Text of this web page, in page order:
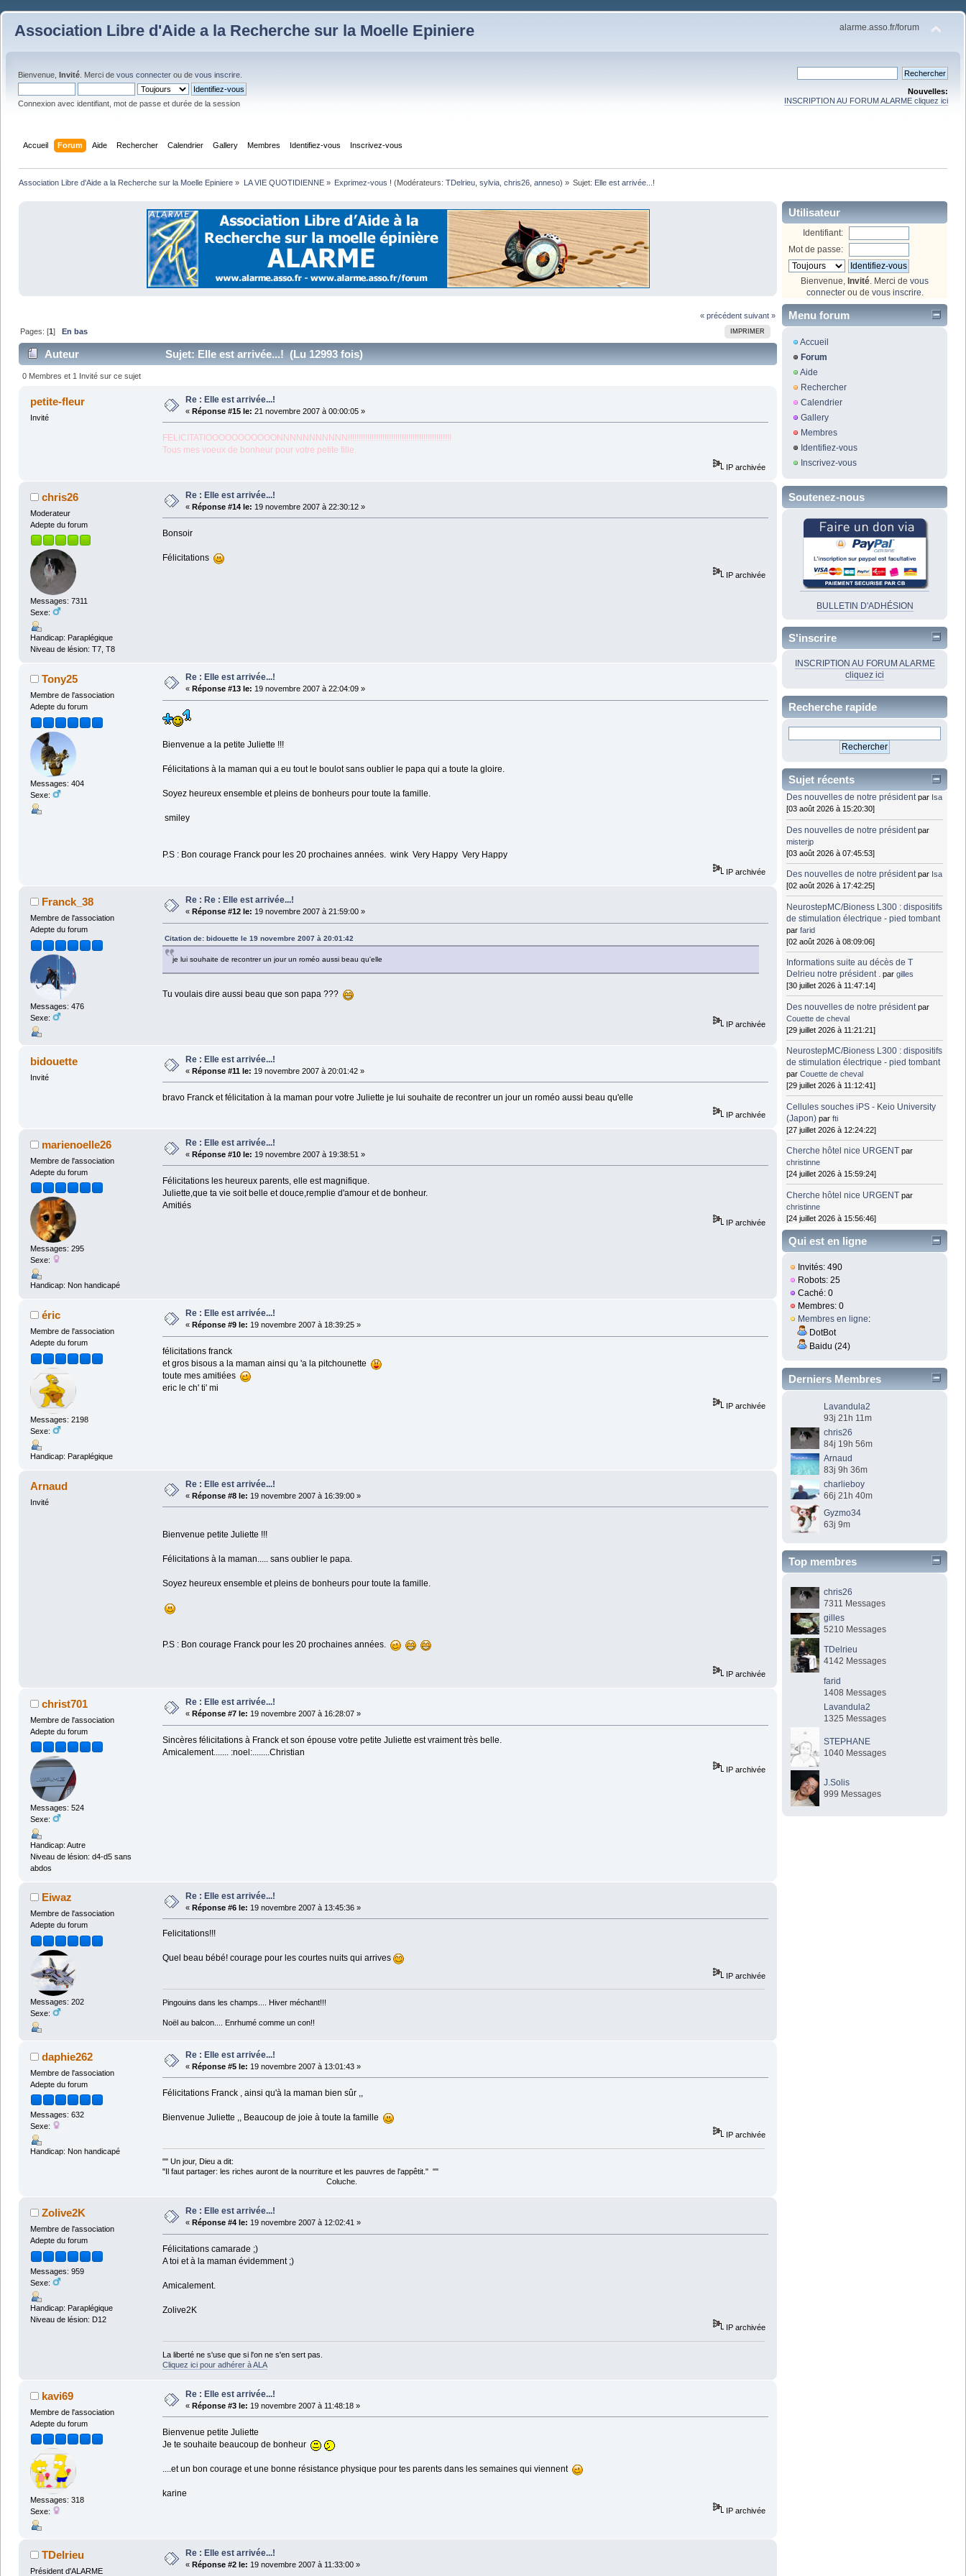
Association Libre d'Aide a la Recherche sur la Moelle Epiniere alarme.asso.fr/forum
Bienvenue, Invité . Merci de vous connecter ou de vous inscrire
Connexion avec identifiant, mot de passe et durée de la session
Nouvelles:
INSCRIPTION AU FORUM ALARME cliquez ici
Accueil Forum Aide Rechercher Calendrier Gallery Membres Identifiez-vous Inscrivez-vous
Association Libre d'Aide a la Recherche sur la Moelle Epiniere » LA VIE QUOTIDIENNE» Exprimez-vous ! (Modérateurs: TDelrieu, sylvia, chris26, anneso) » Sujet: Elle est arrivée...!
« précédent suivant »
IMPRIMER
Pages: [1] En bas
Auteur Sujet: Elle est arrivée...! (Lu 12993 fois)
0 Membres et 1 Invité sur ce sujet
petite-fleur
Invité
Re : Elle est arrivée...!
« Réponse #15 le: 21 novembre 2007 à 00:00:05 »
FELICITATIOOOOOOOOOOONNNNNNNNNNN!!!!!!!!!!!!!!!!!!!!!!!!!!!!!!!!!!!!!!!!!!!!!!!!
Tous mes voeux de bonheur pour votre petite fille.
IP archivée
chris26
Moderateur
Adepte du forum
Messages: 7311
Sexe:
Handicap: Paraplégique
Niveau de lésion: T7, T8
Re : Elle est arrivée...!
« Réponse #14 le: 19 novembre 2007 à 22:30:12 »
Bonsoir
Félicitations
IP archivée
Tony25
Membre de l'association
Adepte du forum
Messages: 404
Sexe:
Re : Elle est arrivée...!
« Réponse #13 le: 19 novembre 2007 à 22:04:09 »
Bienvenue a la petite Juliette !!!
Félicitations à la maman qui a eu tout le boulot sans oublier le papa qui a toute la gloire.
Soyez heureux ensemble et pleins de bonheurs pour toute la famille.
smiley
P.S : Bon courage Franck pour les 20 prochaines années. wink Very Happy Very Happy
IP archivée
Franck_38
Membre de l'association
Adepte du forum
Messages: 476
Sexe:
Re : Re : Elle est arrivée...!
« Réponse #12 le: 19 novembre 2007 à 21:59:00 »
Citation de: bidouette le 19 novembre 2007 à 20:01:42
je lui souhaite de recontrer un jour un roméo aussi beau qu'elle
Tu voulais dire aussi beau que son papa ???
IP archivée
bidouette
Invité
Re : Elle est arrivée...!
« Réponse #11 le: 19 novembre 2007 à 20:01:42 »
bravo Franck et félicitation à la maman pour votre Juliette je lui souhaite de recontrer un jour un roméo aussi beau qu'elle
IP archivée
marienoelle26
Membre de l'association
Adepte du forum
Messages: 295
Sexe:
Handicap: Non handicapé
Re : Elle est arrivée...!
« Réponse #10 le: 19 novembre 2007 à 19:38:51 »
Félicitations les heureux parents, elle est magnifique.
Juliette,que ta vie soit belle et douce,remplie d'amour et de bonheur.
Amitiés
IP archivée
éric
Membre de l'association
Adepte du forum
Messages: 2198
Sexe:
Handicap: Paraplégique
Re : Elle est arrivée...!
« Réponse #9 le: 19 novembre 2007 à 18:39:25 »
félicitations franck
et gros bisous a la maman ainsi qu 'a la pitchounette
toute mes amitiées
eric le ch' ti' mi
IP archivée
Arnaud
Invité
Re : Elle est arrivée...!
« Réponse #8 le: 19 novembre 2007 à 16:39:00 »
Bienvenue petite Juliette !!!
Félicitations à la maman..... sans oublier le papa.
Soyez heureux ensemble et pleins de bonheurs pour toute la famille.
P.S : Bon courage Franck pour les 20 prochaines années.
IP archivée
christ701
Membre de l'association
Adepte du forum
Messages: 524
Sexe:
Handicap: Autre
Niveau de lésion: d4-d5 sans
abdos
Re : Elle est arrivée...!
« Réponse #7 le: 19 novembre 2007 à 16:28:07 »
Sincères félicitations à Franck et son épouse votre petite Juliette est vraiment très belle.
Amicalement....... :noel:........Christian
IP archivée
Eiwaz
Membre de l'association
Adepte du forum
Messages: 202
Sexe:
Re : Elle est arrivée...!
« Réponse #6 le: 19 novembre 2007 à 13:45:36 »
Felicitations!!!
Quel beau bébé! courage pour les courtes nuits qui arrives
IP archivée
Pingouins dans les champs.... Hiver méchant!!!
Noël au balcon.... Enrhumé comme un con!!
daphie262
Membre de l'association
Adepte du forum
Messages: 632
Sexe:
Handicap: Non handicapé
Re : Elle est arrivée...!
« Réponse #5 le: 19 novembre 2007 à 13:01:43 »
Félicitations Franck , ainsi qu'à la maman bien sûr ,,
Bienvenue Juliette ,, Beaucoup de joie à toute la famille
IP archivée
"" Un jour, Dieu a dit:
"Il faut partager: les riches auront de la nourriture et les pauvres de l'appêtit." ""
Coluche.
Zolive2K
Membre de l'association
Adepte du forum
Messages: 959
Sexe:
Handicap: Paraplégique
Niveau de lésion: D12
Re : Elle est arrivée...!
« Réponse #4 le: 19 novembre 2007 à 12:02:41 »
Félicitations camarade ;)
A toi et à la maman évidemment ;)
Amicalement.
Zolive2K
IP archivée
La liberté ne s'use que si l'on ne s'en sert pas.
Cliquez ici pour adhérer à ALA
kavi69
Membre de l'association
Adepte du forum
Messages: 318
Sexe:
Re : Elle est arrivée...!
« Réponse #3 le: 19 novembre 2007 à 11:48:18 »
Bienvenue petite Juliette
Je te souhaite beaucoup de bonheur
....et un bon courage et une bonne résistance physique pour tes parents dans les semaines qui viennent
karine
IP archivée
TDelrieu
Président d'ALARME
Re : Elle est arrivée...!
« Réponse #2 le: 19 novembre 2007 à 11:33:00 »
Utilisateur
Identifiant:
Mot de passe:
Bienvenue, Invité . Merci de vous
connecterou de vous inscrire
Menu forum
Accueil
Forum
Aide
Rechercher
Calendrier
Gallery
Membres
Identifiez-vous
Inscrivez-vous
Soutenez-nous
BULLETIN D'ADHÉSION
S'inscrire
INSCRIPTION AU FORUM ALARME
cliquez ici
Recherche rapide
Sujet récents
Des nouvelles de notre président par Isa
[03 août 2026 à 15:20:30]
Des nouvelles de notre président par
misterjp
[03 août 2026 à 07:45:53]
Des nouvelles de notre président par Isa
[02 août 2026 à 17:42:25]
NeurostepMC/Bioness L300 : dispositifs
de stimulation électrique - pied tombant
parfarid
[02 août 2026 à 08:09:06]
Informations suite au décès de T
Delrieu notre président . pargilles
[30 juillet 2026 à 11:47:14]
Des nouvelles de notre président par
Couette de cheval
[29 juillet 2026 à 11:21:21]
NeurostepMC/Bioness L300 : dispositifs
de stimulation électrique - pied tombant
parCouette de cheval
[29 juillet 2026 à 11:12:41]
Cellules souches iPS - Keio University
(Japon) parfti
[27 juillet 2026 à 12:24:22]
Cherche hôtel nice URGENT par
christinne
[24 juillet 2026 à 15:59:24]
Cherche hôtel nice URGENT par
christinne
[24 juillet 2026 à 15:56:46]
Qui est en ligne
Invités: 490
Robots: 25
Caché: 0
Membres: 0
Membres en ligne:
DotBot
Baidu (24)
Derniers Membres
Lavandula2
93j 21h 11m
chris26
84j 19h 56m
Arnaud
83j 9h 36m
charlieboy
66j 21h 40m
Gyzmo34
63j 9m
Top membres
chris26
7311 Messages
gilles
5210 Messages
TDelrieu
4142 Messages
farid
1408 Messages
Lavandula2
1325 Messages
STEPHANE
1040 Messages
J.Solis
999 Messages